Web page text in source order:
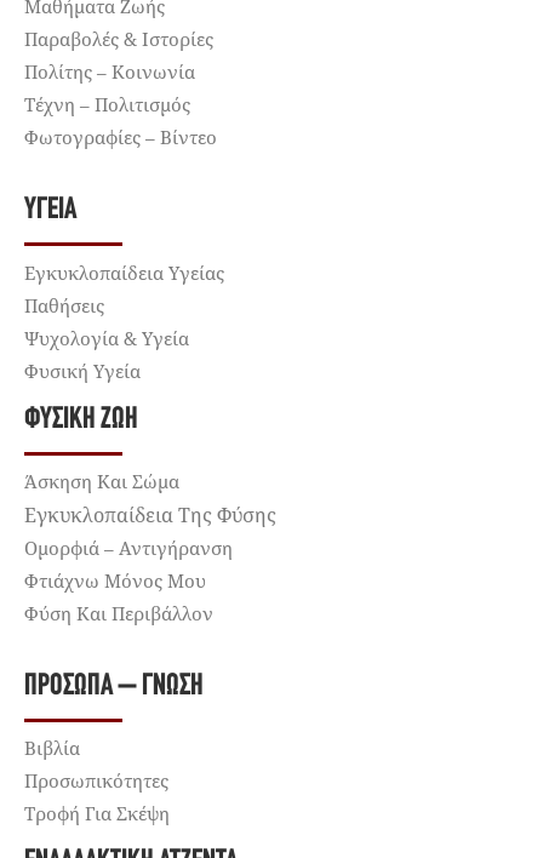
Μαθήματα Ζωής
Παραβολές & Ιστορίες
Πολίτης – Κοινωνία
Τέχνη – Πολιτισμός
Φωτογραφίες – Βίντεο
ΥΓΕΊΑ
Εγκυκλοπαίδεια Υγείας
Παθήσεις
Ψυχολογία & Υγεία
Φυσική Υγεία
ΦΥΣΙΚΉ ΖΩΉ
Άσκηση Και Σώμα
Εγκυκλοπαίδεια Της Φύσης
Ομορφιά – Αντιγήρανση
Φτιάχνω Μόνος Μου
Φύση Και Περιβάλλον
ΠΡΌΣΩΠΑ – ΓΝΏΣΗ
Βιβλία
Προσωπικότητες
Τροφή Για Σκέψη